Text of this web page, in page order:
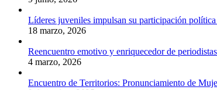
Líderes juveniles impulsan su participación
18 marzo, 2026
Reencuentro emotivo y enriquecedor de
4 marzo, 2026
Encuentro de Territorios: Pronunciamiento de